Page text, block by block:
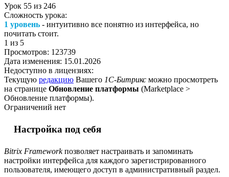
Урок 55 из 246
Сложность урока:
1 уровень - интуитивно все понятно из интерфейса, но
почитать стоит.
1 из 5
Просмотров: 123739
Дата изменения: 15.01.2026
Недоступно в лицензиях:
Текущую редакцию Вашего 1С-Битрикс можно просмотреть
на странице Обновление платформы (Marketplace >
Обновление платформы).
Ограничений нет
Настройка под себя
Bitrix Frameworkпозволяет настраивать и запоминать
настройки интерфейса для каждого зарегистрированного
пользователя, имеющего доступ в административный раздел.